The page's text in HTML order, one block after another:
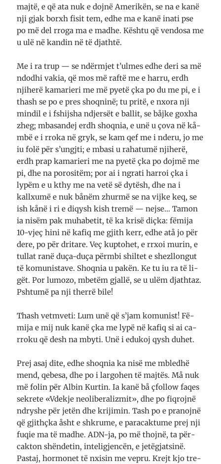
majtë, e që ata nuk e dojnë Ame­rikën, se na e kanë
nji gjak borxh fi­sit tem, edhe ma e kanë ina­ti pse
po më del rro­ga ma e madhe. Kë­shtu që ven­dosa me
u ulë në kan­din në të djathtë.
Me i ra trup — se ndër­mjet t’ulmes edhe deri sa më
ndo­dhi vakia, që mos më raftë me e harru, erdh
nji­herë kama­rieri me më pyetë çka po du me pi, e i
thash se po e pres shoq­ninë; tu pritë, e nxora nji
min­dil e i fshij­­sha ndjer­sët e ba­llit, se båjke goxha
zheg; mbas­andej erdh shoq­nia, e unë u çova në kå­
mbë e i rroka në gryk, se kam qef me i nderu, jo me
iu folë për s’ungj­ti; e mbasi u rahatumë nji­herë,
erdh prap kama­ri­eri me na pyetë çka po doj­më me
pi, dhe na poro­si­tëm; por ai i ngrati ha­rroi çka i
lypëm e u kthy me na vetë së dy­tësh, dhe na i
kallxumë e nuk bå­nëm zhur­më se na vij­ke keq, se
ish kånë i ri e diqysh kish tremë — nej­se… Tamon
ia nisëm pak mu­ha­be­tit, të ka krisë diçka: fëmija
10-vjeç hini në kafiq me gjith kerr, edhe atå jo për
dere, po për dri­ta­re. Veç kuptohet, e rrxoi murin, e
tullat ranë duça-duça përmbi shil­tet e shez­llon­gut
të ko­­mu­­ni­s­tave. Shoqnia u pa­kën. Ke tu iu ra të li­
gët. Por lum­ozo, mbe­tëm gjallë, se u ulëm djath­taz.
Pshtumë pa nji therrë bile!
Thash vetmveti: Lum unë që s’jam ko­mu­ni­st! Fë­
mija e mij nuk kanë çka me lypë në kafiq si ai ca­
rro­ku që desh na mbyti. Unë i edu­koj qysh du­het.
Prej asaj dite, edhe shoq­nia ka nisë me mbledhë
mend, qebesa, dhe po i lar­go­hen të majtës. Må nuk
më folin për Albin Kur­tin. Ia kanë bå çfo­llow faqes
sekrete «Vdek­je neo­­li­be­ra­liz­mit», dhe po fiq­rojnë
ndryshe për je­tën dhe kri­ji­min. Tash po e pra­noj­në
që gjith­çka åsht e shkru­me, e para­­caktume prej nji
fu­qie ma të madhe. ADN-ja, po më thojnë, ta për­
cak­ton shëndetin, inte­li­gjen­cën, e jetëgjatsinë.
Pas­taj, hor­mo­net të nxisin me vepru. Krejt kjo tre­